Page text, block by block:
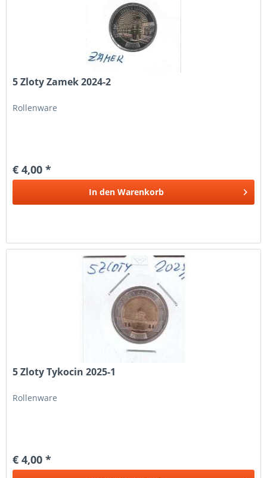
5 Zloty Zamek 2024-2
Rollenware
€ 4,00 *
In den Warenkorb
5 Zloty Tykocin 2025-1
Rollenware
€ 4,00 *